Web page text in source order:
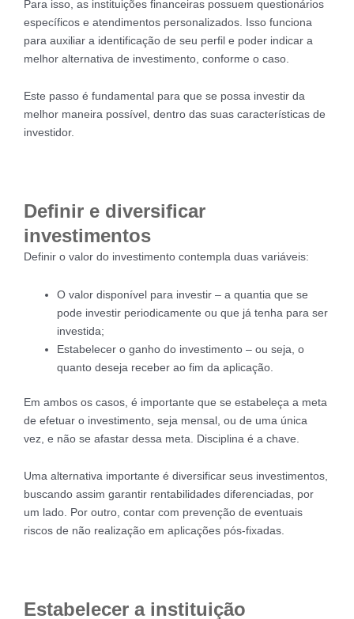
Para isso, as instituições financeiras possuem questionários
específicos e atendimentos personalizados. Isso funciona
para auxiliar a identificação de seu perfil e poder indicar a
melhor alternativa de investimento, conforme o caso.
Este passo é fundamental para que se possa investir da
melhor maneira possível, dentro das suas características de
investidor.
Definir e diversificar
investimentos
Definir o valor do investimento contempla duas variáveis:
O valor disponível para investir – a quantia que se
pode investir periodicamente ou que já tenha para ser
investida;
Estabelecer o ganho do investimento – ou seja, o
quanto deseja receber ao fim da aplicação.
Em ambos os casos, é importante que se estabeleça a meta
de efetuar o investimento, seja mensal, ou de uma única
vez, e não se afastar dessa meta. Disciplina é a chave.
Uma alternativa importante é diversificar seus investimentos,
buscando assim garantir rentabilidades diferenciadas, por
um lado. Por outro, contar com prevenção de eventuais
riscos de não realização em aplicações pós-fixadas.
Estabelecer a instituição